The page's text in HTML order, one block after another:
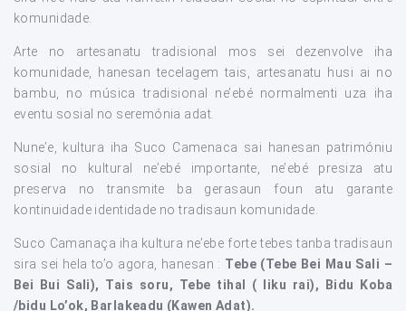
komunidade.
Arte no artesanatu tradisional mos sei dezenvolve iha
komunidade, hanesan tecelagem tais, artesanatu husi ai no
bambu, no música tradisional ne’ebé normalmenti uza iha
eventu sosial no seremónia adat.
Nune’e, kultura iha Suco Camenaca sai hanesan patrimóniu
sosial no kultural ne’ebé importante, ne’ebé presiza atu
preserva no transmite ba gerasaun foun atu garante
kontinuidade identidade no tradisaun komunidade.
Suco Camanaça iha kultura ne’ebe forte tebes tanba tradisaun
sira sei hela to’o agora, hanesan : Tebe (Tebe Bei Mau Sali –
Bei Bui Sali), Tais soru, Tebe tihal ( liku rai), Bidu Koba
/bidu Lo’ok, Barlakeadu (Kawen Adat).